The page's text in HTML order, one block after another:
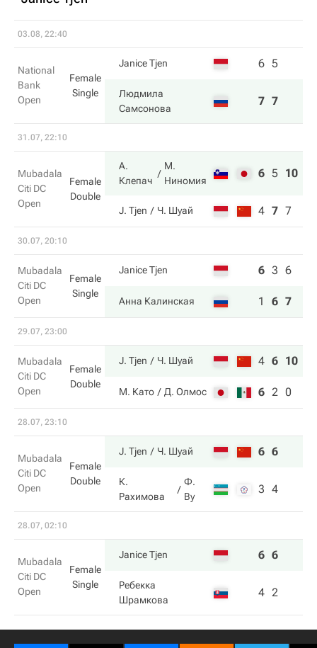
03.08, 22:40
National
Bank
Open
Female
Single
Janice Tjen 6 5
Людмила
Самсонова
7 7
31.07, 22:10
Mubadala
Citi DC
Open
Female
Double
А.
Клепач
М.
Ниномия
6 5 10
J. Tjen Ч. Шуай 4 7 7
30.07, 20:10
Mubadala
Citi DC
Open
Female
Single
Janice Tjen 6 3 6
Анна Калинская 1 6 7
29.07, 23:00
Mubadala
Citi DC
Open
Female
Double
J. Tjen Ч. Шуай 4 6 10
М. Като Д. Олмос 6 2 0
28.07, 23:10
Mubadala
Citi DC
Open
Female
Double
J. Tjen Ч. Шуай 6 6
К.
Рахимова
Ф.
Ву
3 4
28.07, 02:10
Mubadala
Citi DC
Open
Female
Single
Janice Tjen 6 6
Ребекка
Шрамкова
4 2